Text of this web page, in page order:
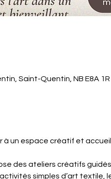
Saint-Quentin, NB E8A
à un espace créatif et
des ateliers créatifs
simples d’art